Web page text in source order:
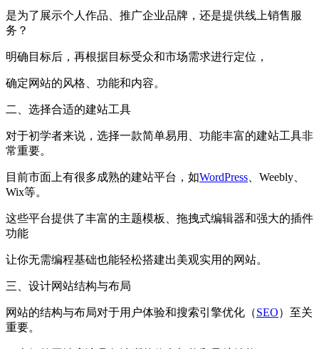
是为了展示个人作品、推广企业品牌，还是提供线上销售服
务？
明确目标后，再根据目标受众和市场需求进行定位，
确定网站的风格、功能和内容。
二、选择合适的建站工具
对于初学者来说，选择一款简单易用、功能丰富的建站工具非
常重要。
目前市面上有很多成熟的建站平台，如WordPress 、Weebly、
Wix等。
这些平台提供了丰富的主题模板、拖拽式编辑器和强大的插件
功能
让你无需编程基础也能轻松搭建出美观实用的网站。
三、设计网站结构与布局
网站的结构与布局对于用户体验和搜索引擎优化（SEO）至关
重要。